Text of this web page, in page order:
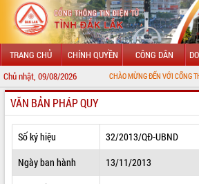
TRANG CHỦ CHÍNH QUYỀN CÔNG DÂN
Chủ nhật, 09/08/2026CHÀO MỪNG ĐẾN VỚI CỔNG THÔNG TIN
GIỚI THIỆU
LÃNH ĐẠO UBND TỈNH
TIN TỨC SỰ KIỆN
VĂN BẢN PHÁP QUY
Số ký hiệu
32/2013/QĐ-UBND
Ngày ban hành
13/11/2013